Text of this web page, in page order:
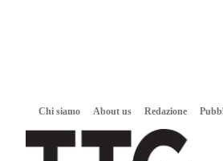
Chi siamo About us Redazione